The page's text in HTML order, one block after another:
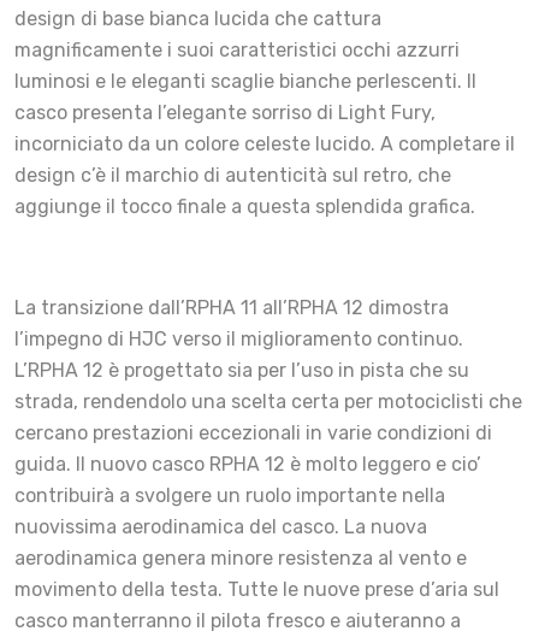
design di base bianca lucida che cattura
magnificamente i suoi caratteristici occhi azzurri
luminosi e le eleganti scaglie bianche perlescenti. Il
casco presenta l’elegante sorriso di Light Fury,
incorniciato da un colore celeste lucido. A completare il
design c’è il marchio di autenticità sul retro, che
aggiunge il tocco finale a questa splendida grafica.
La transizione dall’RPHA 11 all’RPHA 12 dimostra
l’impegno di HJC verso il miglioramento continuo.
L’RPHA 12 è progettato sia per l’uso in pista che su
strada, rendendolo una scelta certa per motociclisti che
cercano prestazioni eccezionali in varie condizioni di
guida. Il nuovo casco RPHA 12 è molto leggero e cio’
contribuirà a svolgere un ruolo importante nella
nuovissima aerodinamica del casco. La nuova
aerodinamica genera minore resistenza al vento e
movimento della testa. Tutte le nuove prese d’aria sul
casco manterranno il pilota fresco e aiuteranno a